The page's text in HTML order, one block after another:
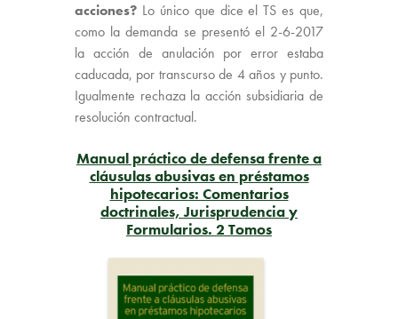
acciones? Lo único que dice el TS es que,
como la demanda se presentó el 2-6-2017
la acción de anulación por error estaba
caducada, por transcurso de 4 años y punto.
Igualmente rechaza la acción subsidiaria de
resolución contractual.
Manual práctico de defensa frente a
cláusulas abusivas en préstamos
hipotecarios: Comentarios
doctrinales, Jurisprudencia y
Formularios. 2 Tomos